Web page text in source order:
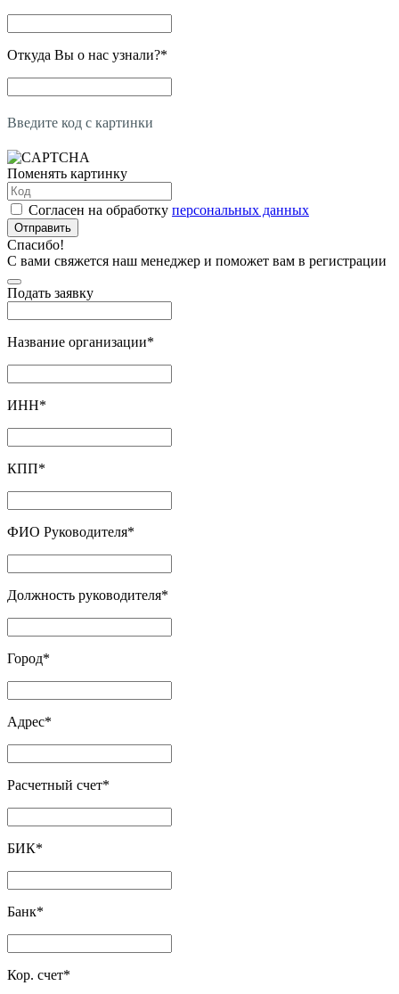
Откуда Вы о нас узнали?*
Введите код с картинки
Поменять картинку
Согласен на обработку персональных данных
Отправить
Спасибо!
С вами свяжется наш менеджер и поможет вам в регистрации
Подать заявку
Название организации*
ИНН*
КПП*
ФИО Руководителя*
Должность руководителя*
Город*
Адрес*
Расчетный счет*
БИК*
Банк*
Кор. счет*